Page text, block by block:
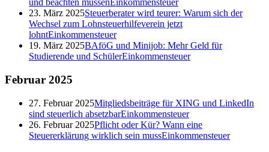
und beachten müssen Einkommensteuer
23. März 2025Steuerberater wird teurer: Warum sich der
Wechsel zum Lohnsteuerhilfeverein jetzt
lohntEinkommensteuer
19. März 2025BAföG und Minijob: Mehr Geld für
Studierende und SchülerEinkommensteuer
Februar 2025
27. Februar 2025Mitgliedsbeiträge für XING und LinkedIn
sind steuerlich absetzbarEinkommensteuer
26. Februar 2025Pflicht oder Kür? Wann eine
Steuererklärung wirklich sein mussEinkommensteuer